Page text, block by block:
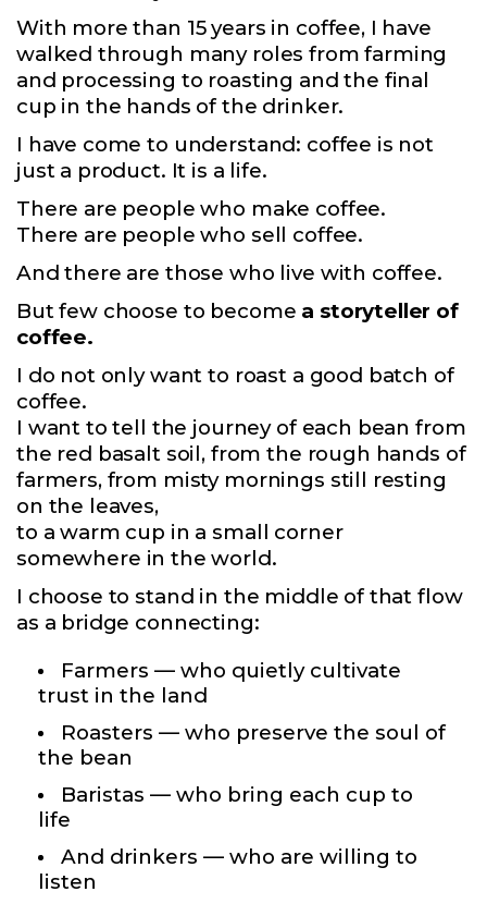
With more than 15 years in coffee, I have
walked through many roles from farming
and processing to roasting and the final
cup in the hands of the drinker.
I have come to understand: coffee is not
just a product. It is a life.
There are people who make coffee.
There are people who sell coffee.
And there are those who live with coffee.
But few choose to become a storyteller of
coffee.
I do not only want to roast a good batch of
coffee.
I want to tell the journey of each bean from
the red basalt soil, from the rough hands of
farmers, from misty mornings still resting
on the leaves,
to a warm cup in a small corner
somewhere in the world.
I choose to stand in the middle of that flow
as a bridge connecting:
Farmers — who quietly cultivate
trust in the land
Roasters — who preserve the soul of
the bean
Baristas — who bring each cup to
life
And drinkers — who are willing to
listen